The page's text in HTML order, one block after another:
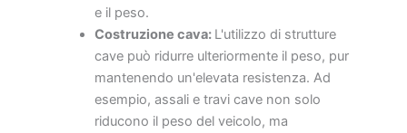
e il peso.
Costruzione cava: L'utilizzo di strutture
cave può ridurre ulteriormente il peso, pur
mantenendo un'elevata resistenza. Ad
esempio, assali e travi cave non solo
riducono il peso del veicolo, ma